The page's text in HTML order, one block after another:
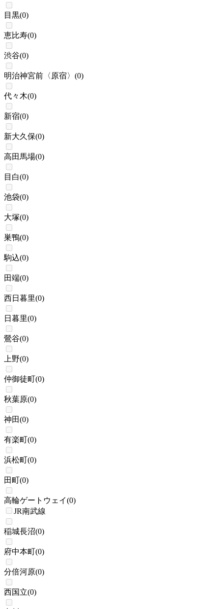
目黒(0)
恵比寿(0)
渋谷(0)
明治神宮前〈原宿〉 (0)
代々木(0)
新宿(0)
新大久保(0)
高田馬場(0)
目白(0)
池袋(0)
大塚(0)
巣鴨(0)
駒込(0)
田端(0)
西日暮里(0)
日暮里(0)
鶯谷(0)
上野(0)
仲御徒町(0)
秋葉原(0)
神田(0)
有楽町(0)
浜松町(0)
田町(0)
高輪ゲートウェイ(0)
JR南武線
稲城長沼(0)
府中本町(0)
分倍河原(0)
西国立(0)